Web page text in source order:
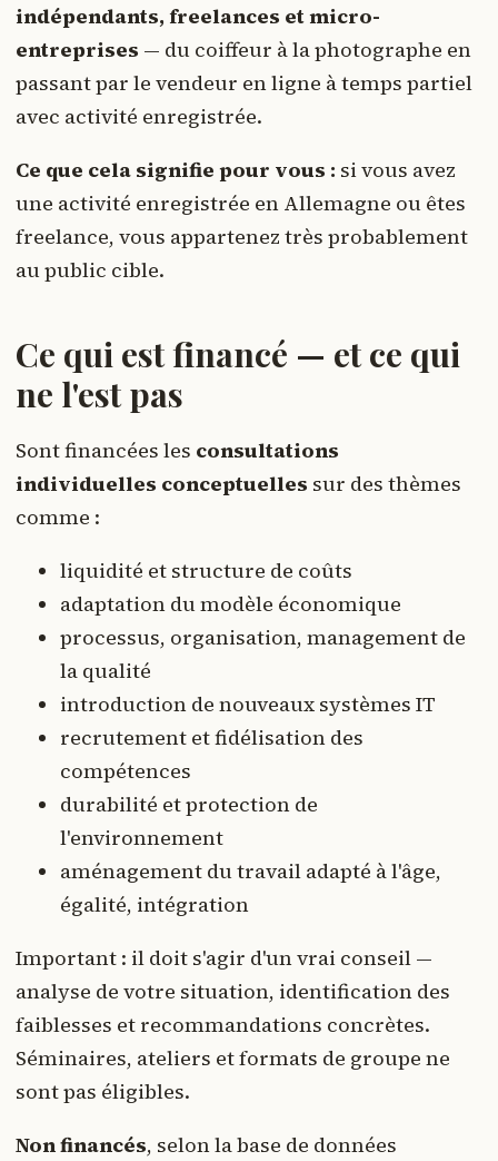
indépendants, freelances et micro-
entreprises — du coiffeur à la photographe en
passant par le vendeur en ligne à temps partiel
avec activité enregistrée.
Ce que cela signifie pour vous : si vous avez
une activité enregistrée en Allemagne ou êtes
freelance, vous appartenez très probablement
au public cible.
Ce qui est financé — et ce qui
ne l'est pas
Sont financées les consultations
individuelles conceptuelles sur des thèmes
comme :
liquidité et structure de coûts
adaptation du modèle économique
processus, organisation, management de
la qualité
introduction de nouveaux systèmes IT
recrutement et fidélisation des
compétences
durabilité et protection de
l'environnement
aménagement du travail adapté à l'âge,
égalité, intégration
Important : il doit s'agir d'un vrai conseil —
analyse de votre situation, identification des
faiblesses et recommandations concrètes.
Séminaires, ateliers et formats de groupe ne
sont pas éligibles.
Non financés, selon la base de données